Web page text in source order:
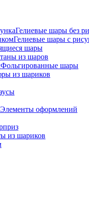
Гелиевые шары без
Гелиевые шары с
шары
из шаров
Фольгированные шары
из шариков
Элементы оформлений
из шариков